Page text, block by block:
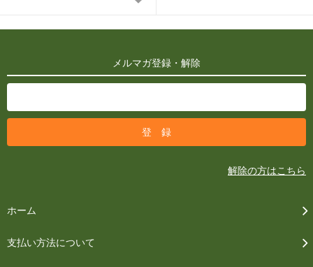
メルマガ登録・解除
解除の方はこちら
ホーム
支払い方法について